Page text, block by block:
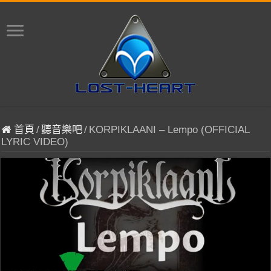
首頁 /聽音樂吧/ KORPIKLAANI – Lempo (OFFICIAL
LYRIC VIDEO)